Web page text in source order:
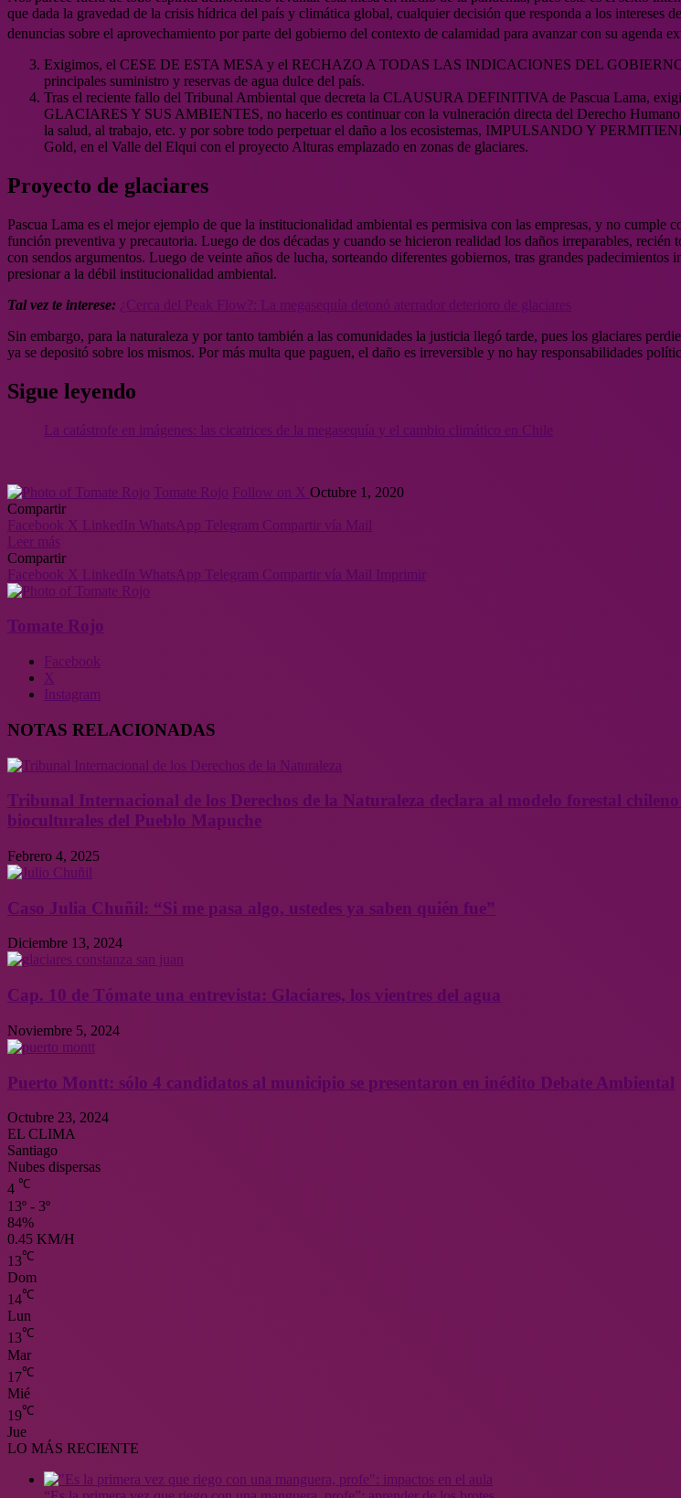
que dada la gravedad de la crisis hídrica del país y climática global, cualquier decisión que responda a los intereses
denuncias sobre el aprovechamiento por parte del gobierno del contexto de calamidad para avanzar con su agenda
Exigimos, el CESE DE ESTA MESA y el RECHAZO A TODAS LAS INDICACIONES DEL
principales suministro y reservas de agua dulce del país.
Tras el reciente fallo del Tribunal Ambiental que decreta la CLAUSURA DEFINITIVA de Pascua Lama,
GLACIARES Y SUS AMBIENTES, no hacerlo es continuar con la vulneración directa del Derecho Humano
la salud, al trabajo, etc. y por sobre todo perpetuar el daño a los ecosistemas, IMPULSANDO Y
Gold, en el Valle del Elqui con el proyecto Alturas emplazado en zonas de glaciares.
Proyecto de glaciares
Pascua Lama es el mejor ejemplo de que la institucionalidad ambiental es permisiva con las empresas, y no cumple
función preventiva y precautoria. Luego de dos décadas y cuando se hicieron realidad los daños irreparables,
con sendos argumentos. Luego de veinte años de lucha, sorteando diferentes gobiernos, tras grandes
presionar a la débil institucionalidad ambiental.
Tal vez te interese:
¿Cerca del Peak Flow?: La megasequía detonó aterrador deterioro de glaciares
Sin embargo, para la naturaleza y por tanto también a las comunidades la justicia llegó tarde, pues los glaciares
ya se depositó sobre los mismos. Por más multa que paguen, el daño es irreversible y no hay responsabilidades
Sigue leyendo
La catástrofe en imágenes: las cicatrices de la megasequía y el cambio climático en Chile
Tomate Rojo Follow on X Octubre 1, 2020
Compartir
Facebook X LinkedIn WhatsApp Telegram
Compartir vía Mail
Leer más
Compartir
Facebook X LinkedIn WhatsApp Telegram Compartir vía Mail
Tomate Rojo
Facebook
X
Instagram
NOTAS RELACIONADAS
Tribunal Internacional de los Derechos de la Naturaleza declara al modelo forestal
bioculturales del Pueblo Mapuche
Febrero 4, 2025
Caso Julia Chuñil: “Si me pasa algo, ustedes ya saben quién fue”
Diciembre 13, 2024
Cap. 10 de Tómate una entrevista: Glaciares, los vientres del agua
Noviembre 5, 2024
Puerto Montt: sólo 4 candidatos al municipio se presentaron en inédito Debate Ambiental
Octubre 23, 2024
EL CLIMA
Santiago
Nubes dispersas
4 ℃
13º - 3º
84%
0.45 KM/H
13℃
Dom
14℃
Lun
13℃
Mar
17℃
Mié
19℃
Jue
LO MÁS RECIENTE